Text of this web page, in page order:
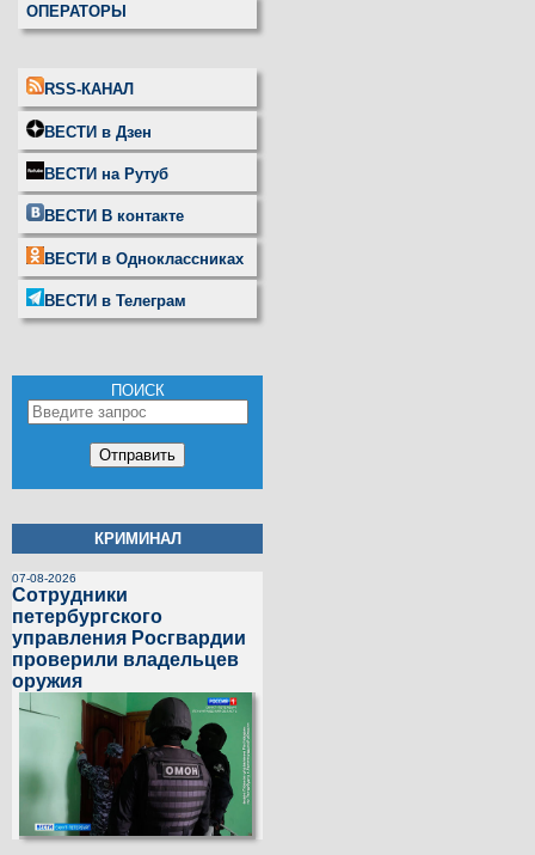
ОПЕРАТОРЫ
RSS-КАНАЛ
ВЕСТИ в Дзен
ВЕСТИ на Рутуб
ВЕСТИ В контакте
ВЕСТИ в Одноклассниках
ВЕСТИ в Телеграм
ПОИСК
КРИМИНАЛ
07-08-2026
Сотрудники
петербургского
управления Росгвардии
проверили владельцев
оружия